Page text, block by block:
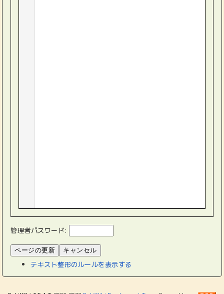
管理者パスワード:
テキスト整形のルールを表示する